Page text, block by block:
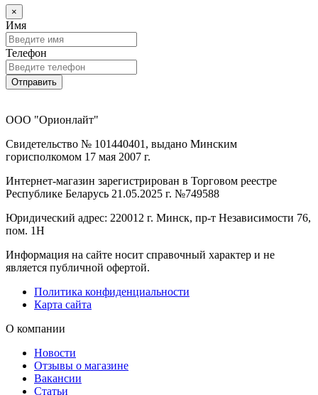
×
Имя
Телефон
Отправить
ООО "Орионлайт"
Свидетельство № 101440401, выдано Минским
горисполкомом 17 мая 2007 г.
Интернет-магазин зарегистрирован в Торговом реестре
Республике Беларусь 21.05.2025 г. №749588
Юридический адрес: 220012 г. Минск, пр-т Независимости 76,
пом. 1Н
Информация на сайте носит справочный характер и не
является публичной офертой.
Политика конфиденциальности
Карта сайта
О компании
Новости
Отзывы о магазине
Вакансии
Статьи